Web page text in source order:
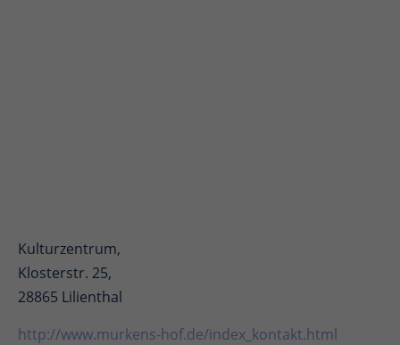
Kulturzentrum,
Klosterstr. 25,
28865 Lilienthal
http://www.murkens-hof.de/index_kontakt.html